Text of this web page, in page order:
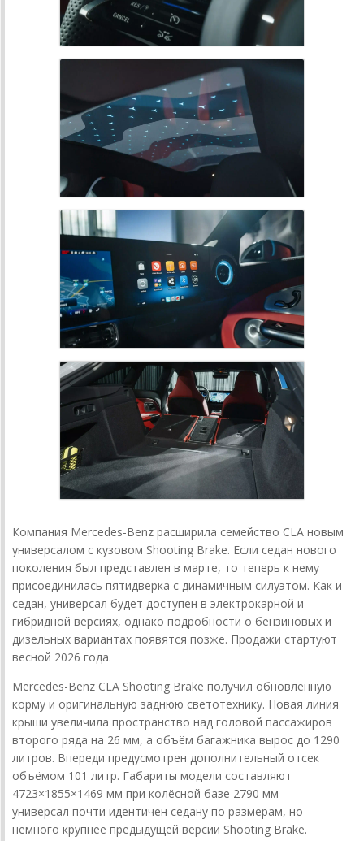
Компания Mercedes-Benz расширила семейство CLA новым
универсалом с кузовом Shooting Brake. Если седан нового
поколения был представлен в марте, то теперь к нему
присоединилась пятидверка с динамичным силуэтом. Как и
седан, универсал будет доступен в электрокарной и
гибридной версиях, однако подробности о бензиновых и
дизельных вариантах появятся позже. Продажи стартуют
весной 2026 года.
Mercedes-Benz CLA Shooting Brake получил обновлённую
корму и оригинальную заднюю светотехнику. Новая линия
крыши увеличила пространство над головой пассажиров
второго ряда на 26 мм, а объём багажника вырос до 1290
литров. Впереди предусмотрен дополнительный отсек
объёмом 101 литр. Габариты модели составляют
4723×1855×1469 мм при колёсной базе 2790 мм —
универсал почти идентичен седану по размерам, но
немного крупнее предыдущей версии Shooting Brake.